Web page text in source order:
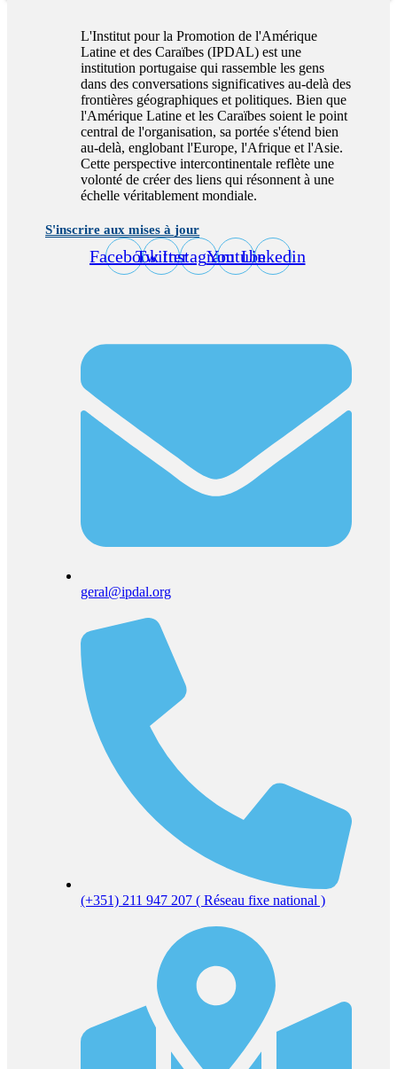
L'Institut pour la Promotion de l'Amérique
Latine et des Caraïbes (IPDAL) est une
institution portugaise qui rassemble les gens
dans des conversations significatives au-delà des
frontières géographiques et politiques. Bien que
l'Amérique Latine et les Caraïbes soient le point
central de l'organisation, sa portée s'étend bien
au-delà, englobant l'Europe, l'Afrique et l'Asie.
Cette perspective intercontinentale reflète une
volonté de créer des liens qui résonnent à une
échelle véritablement mondiale.
S'inscrire aux mises à jour
FacebookTwitterInstagramYoutubeLinkedin
geral@ipdal.org
(+351) 211 947 207 ( Réseau fixe national )